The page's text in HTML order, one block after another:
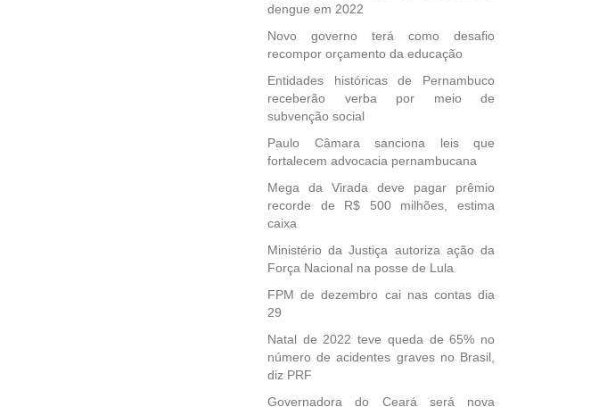
dengue em 2022
Novo governo terá como desafio
recompor orçamento da educação
Entidades históricas de Pernambuco
receberão verba por meio de
subvenção social
Paulo Câmara sanciona leis que
fortalecem advocacia pernambucana
Mega da Virada deve pagar prêmio
recorde de R$ 500 milhões, estima
caixa
Ministério da Justiça autoriza ação da
Força Nacional na posse de Lula
FPM de dezembro cai nas contas dia
29
Natal de 2022 teve queda de 65% no
número de acidentes graves no Brasil,
diz PRF
Governadora do Ceará será nova